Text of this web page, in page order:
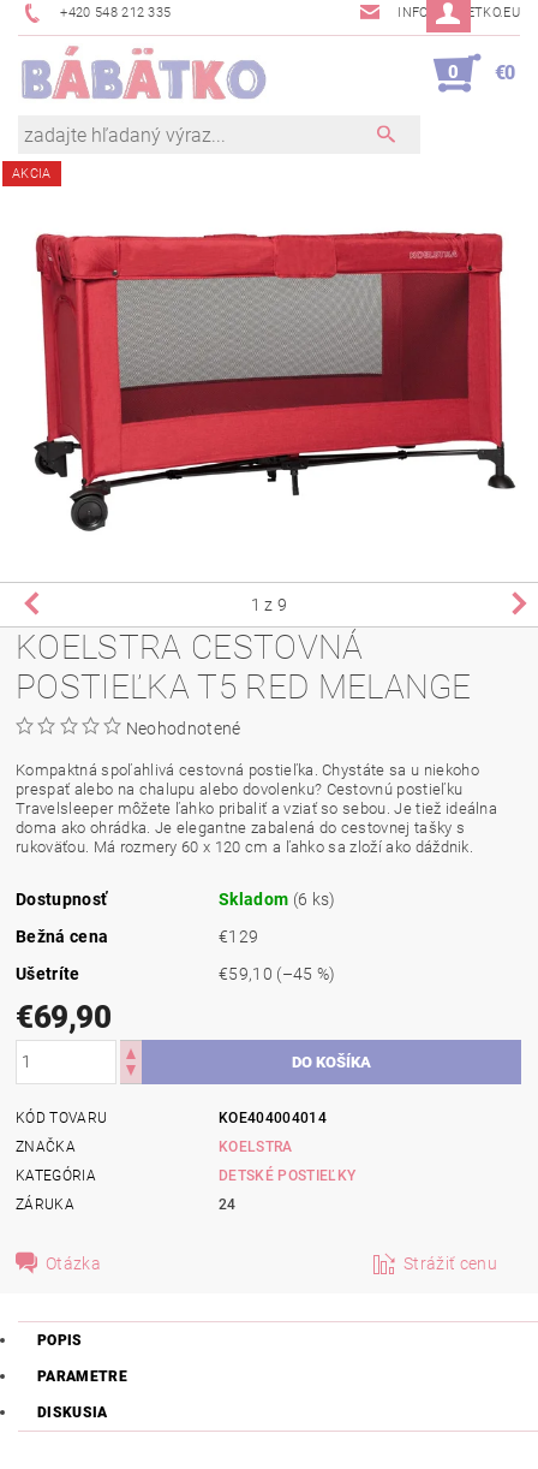
+420 548 212 335 INFO@BABETKO.EU
0 €0
AKCIA
1 z 9
KOELSTRA CESTOVNÁ
POSTIEĽKA T5 RED MELANGE
Neohodnotené
Kompaktná spoľahlivá cestovná postieľka .Chystáte sa u niekoho
prespaťalebo na chalupu alebo dovolenku? Cestovnú postieľku
Travelsleeper môžete ľahko pribaliťa vziať so sebou Je tiež ideálna
doma ako ohrádka . Je elegantne zabalená do cestovnej tašky s
rukoväťou Má rozmery 60 x 120 cm a ľahko sa zloží ako dáždnik
Dostupnosť Skladom (6 ks)
Bežná cena
€129
Ušetríte
€59,10 (–45 %)
€69,90
KÓD TOVARU
KOE404004014
ZNAČKA
KOELSTRA
KATEGÓRIA
DETSKÉ POSTIEĽKY
ZÁRUKA
24
Otázka Strážiť cenu
POPIS
PARAMETRE
DISKUSIA